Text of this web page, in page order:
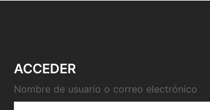
ACCEDER
Nombre de usuario o correo electrónico